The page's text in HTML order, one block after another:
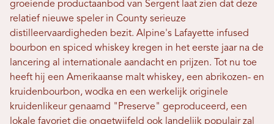
groeiende productaanbod van Sergent laat zien dat deze
relatief nieuwe speler in County serieuze
distilleervaardigheden bezit. Alpine's Lafayette infused
bourbon en spiced whiskey kregen in het eerste jaar na de
lancering al internationale aandacht en prijzen. Tot nu toe
heeft hij een Amerikaanse malt whiskey, een abrikozen- en
kruidenbourbon, wodka en een werkelijk originele
kruidenlikeur genaamd "Preserve" geproduceerd, een
lokale favoriet die ongetwijfeld ook landelijk populair zal